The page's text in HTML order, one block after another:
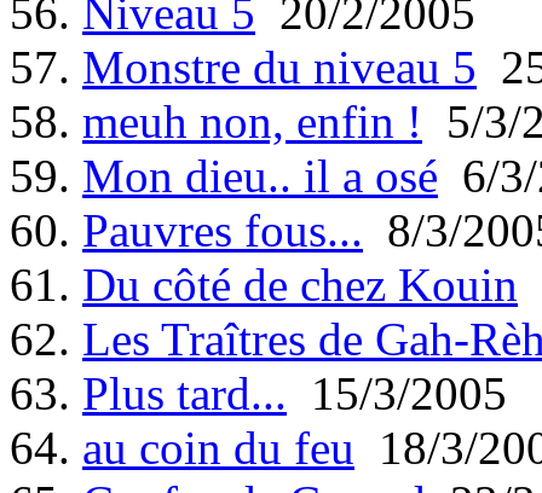
56. Niveau 5 20/2/2005
57. Monstre du niveau 5
58. meuh non, enfin ! 5/3/
59. Mon dieu.. il a osé 6/
60. Pauvres fous... 8/3/
61. Du côté de chez Kouin
62. Les Traîtres de Gah-
63. Plus tard... 15/3/2005
64. au coin du feu 18/3/